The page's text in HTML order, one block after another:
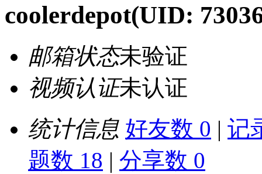
coolerdepot(UID:
邮箱状态未验证
视频认证未认证
统计信息 好友数 0 | 记
题数 18 | 分享数 0